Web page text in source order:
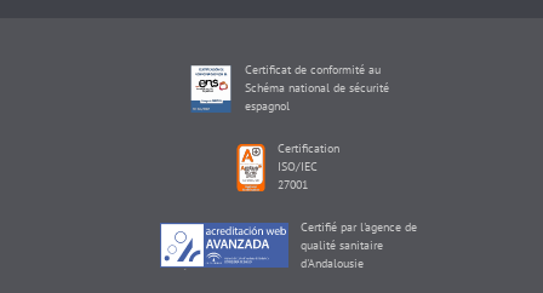
Certificat de conformité au
Schéma national de sécurité
espagnol
Certification
ISO/IEC
27001
Certifié par l'agence de
qualité sanitaire
d'Andalousie